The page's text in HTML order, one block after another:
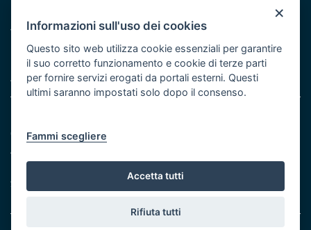
Vai al sito di Protezione Civile Puglia
Iniziativa finanziata con risorse del POR Puglia 2014/2020 -
Asse XI
Cookie e privacy
Atti di notifica
Feed RSS
Servizi Intranet
×
Informazioni sull'uso dei cookies
Questo sito web utilizza cookie essenziali per garantire
il suo corretto funzionamento e cookie di terze parti
per fornire servizi erogati da portali esterni. Questi
ultimi saranno impostati solo dopo il consenso.
Fammi scegliere
Accetta tutti
Rifiuta tutti